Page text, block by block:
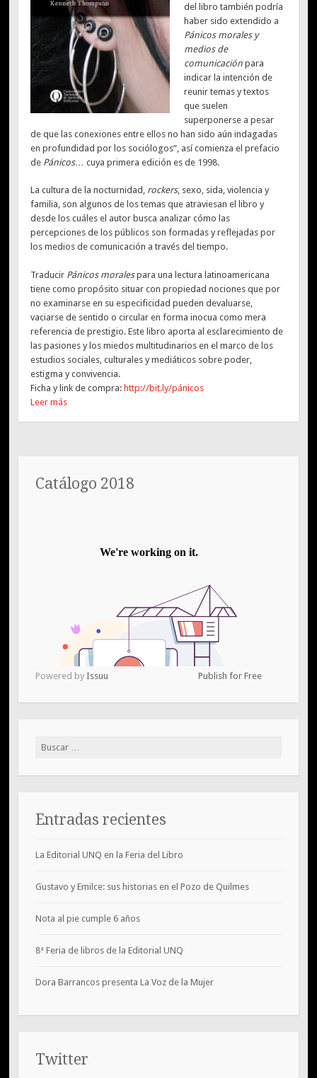
del libro también podría
haber sido extendido a
Pánicos morales y
medios de
comunicaciónpara
indicar la intención de
reunir temas y textos
que suelen
superponerse a pesar
de que las conexiones entre ellos no han sido aún indagadas
en profundidad por los sociólogos”, así comienza el prefacio
de Pánicos… cuya primera edición es de 1998.
La cultura de la nocturnidad, rockers, sexo, sida, violencia y
familia, son algunos de los temas que atraviesan el libro y
desde los cuáles el autor busca analizar cómo las
percepciones de los públicos son formadas y reflejadas por
los medios de comunicación a través del tiempo.
Traducir Pánicos moralespara una lectura latinoamericana
tiene como propósito situar con propiedad nociones que por
no examinarse en su especificidad pueden devaluarse,
vaciarse de sentido o circular en forma inocua como mera
referencia de prestigio. Este libro aporta al esclarecimiento de
las pasiones y los miedos multitudinarios en el marco de los
estudios sociales, culturales y mediáticos sobre poder,
estigma y convivencia.
Ficha y link de compra: http://bit.ly/pánicos
Leer más
Catálogo 2018
Powered by Issuu Publish for Free
Buscar:
Entradas recientes
La Editorial UNQ en la Feria del Libro
Gustavo y Emilce: sus historias en el Pozo de Quilmes
Nota al pie cumple 6 años
8ª Feria de libros de la Editorial UNQ
Dora Barrancos presenta La Voz de la Mujer
Twitter